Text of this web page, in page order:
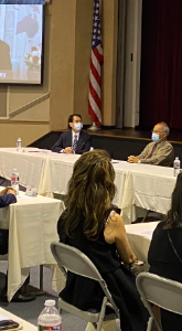
項產品豁免對等關稅
團結合作方能守護繁榮
略方向 盼與民主夥
籲深化台印尼半導體